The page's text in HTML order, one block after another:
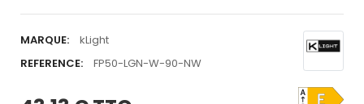
MARQUE:
kLight
REFERENCE:
FP50-LGN-W-90-NW